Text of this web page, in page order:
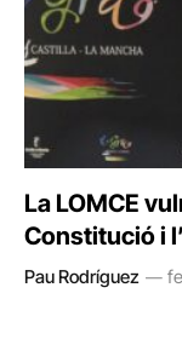
La LOMCE
Constitució i
Pau Rodríguez